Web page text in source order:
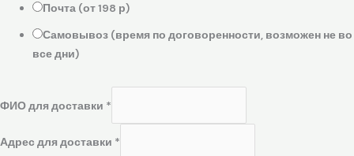
Почта (от 198 р)
Самовывоз (время по договоренности, возможен не во
все дни)
ФИО для доставки *
Адрес для доставки *